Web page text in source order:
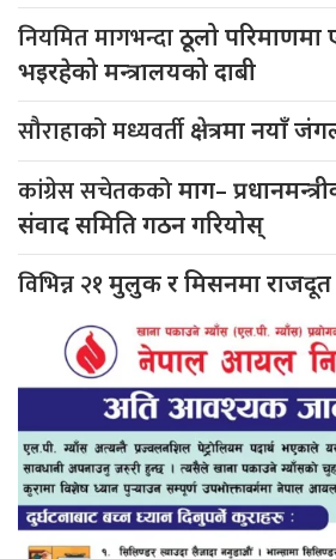
नियमित मागभन्दाठूलो
भइरहेको मन्त्रालयको दाबी
सौराहाको मध्यवर्तीक्षेत्रमा नयाँ
कांग्रेस सचेतककोमाग–
संवाद समिति गठन गरियोस्
विभिन्न २१मुलुक र मिसनमा राजदूत